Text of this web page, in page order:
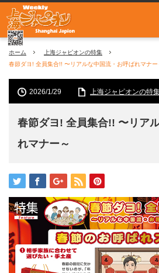
ホーム
上海ジャピオンの特集
春節ダヨ! 全員集合!! 〜リアルな中国流・お呼ばれマナー
2026/1/29 上海ジャピオンの特
春節ダヨ! 全員集合!! 〜リア
れマナー～